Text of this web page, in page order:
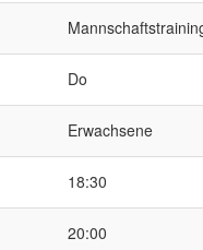
Do
Erwachsene
18:30
20:00